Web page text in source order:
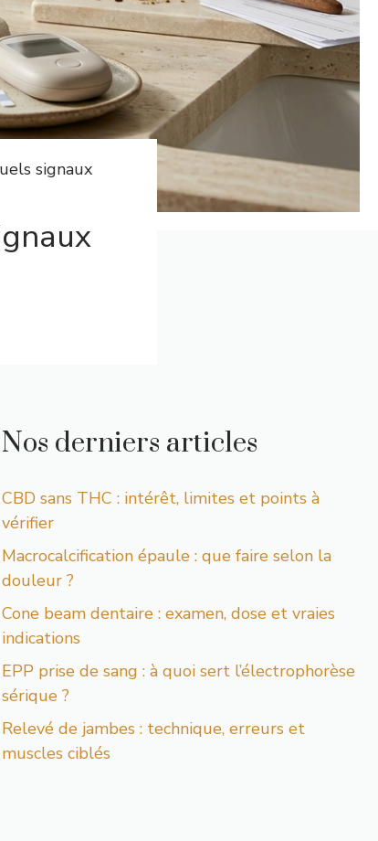
signaux
Nos derniers articles
CBD sans THC : intérêt, limites et points à
vérifier
Macrocalcification épaule : que faire selon la
douleur ?
Cone beam dentaire : examen, dose et vraies
indications
EPP prise de sang : à quoi sert l’électrophorèse
sérique ?
Relevé de jambes : technique, erreurs et
muscles ciblés